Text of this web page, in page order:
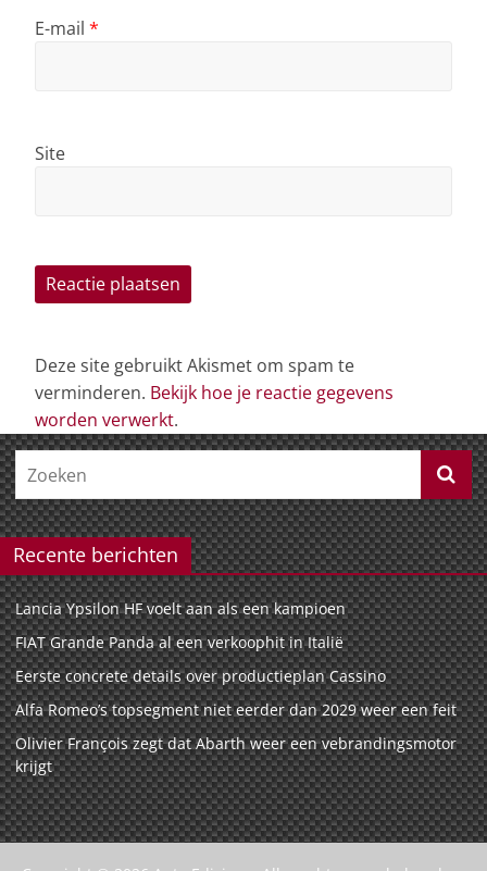
E-mail *
Site
Deze site gebruikt Akismet om spam te
verminderen. Bekijk hoe je reactie gegevens
worden verwerkt.
Recente berichten
Lancia Ypsilon HF voelt aan als een kampioen
FIAT Grande Panda al een verkoophit in Italië
Eerste concrete details over productieplan Cassino
Alfa Romeo’s topsegment niet eerder dan 2029 weer een feit
Olivier François zegt dat Abarth weer een vebrandingsmotor
krijgt